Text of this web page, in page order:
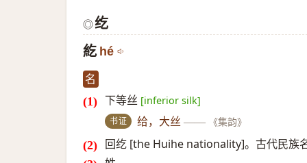
◎纥
紇 hé
名
下等丝 [inferior silk]
书证 给，大丝 —— 《集韵》
回纥 [the Huihe nationality]。古代民族